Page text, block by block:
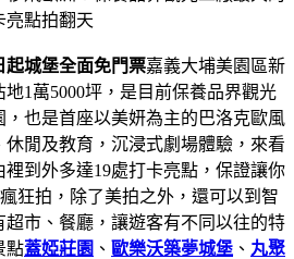
起城堡全面免門票嘉義大埔美園區新
地1萬5000坪，是目前保養品界觀光
也是首座以美妍為主的巴洛克歐風
閒及教育，沉浸式劇場體驗，來看
到外多達19處打卡亮點，保證讓你
狂拍，除了美拍之外，還可以到智
市、餐廳，讓遊客有不同以往的特
點蓋婭莊園 、 歐樂沃築夢城堡 、 丸聚